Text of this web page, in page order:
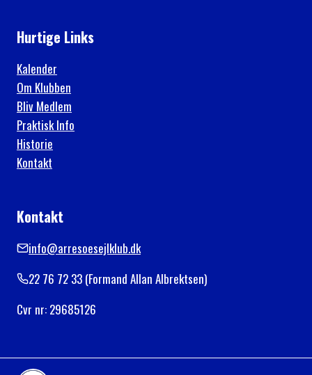
Hurtige Links
Kalender
Om Klubben
Bliv Medlem
Praktisk Info
Historie
Kontakt
Kontakt
info@arresoesejlklub.dk
22 76 72 33 (Formand Allan Albrektsen)
Cvr nr: 29685126